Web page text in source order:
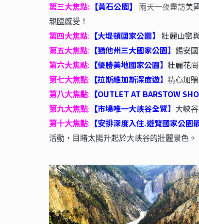
第三大焦點: 【黃石公園】 兩天一夜盡訪美
親臨感受！
第四大焦點: 【大堤頓國家公園】 壯麗山巒
第五大焦點: 【猶他州三大國家公園】 錫安
第六大焦點: 【優勝美地國家公園】 壯麗花
第七大焦點: 【拉斯維加斯深度遊】 精心加
第八大焦點: 【OUTLET AT BARSTOW
第九大焦點: 【市場唯一大峽谷全覽】
大峽
第十大焦點: 【安排深度入住.遊覽國家公園
活動，目睹太陽升起於大峽谷的壯麗景色。